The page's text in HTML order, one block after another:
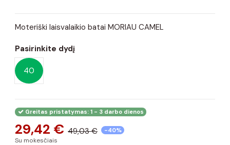
Moteriški laisvalaikio batai MORIAU CAMEL
Pasirinkite dydį
40
Greitas pristatymas: 1 - 3 darbo dienos
29,42 € 49,03 € -40%
Su mokesčiais